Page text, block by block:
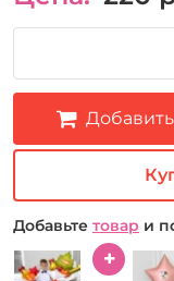
Добавьте товар и